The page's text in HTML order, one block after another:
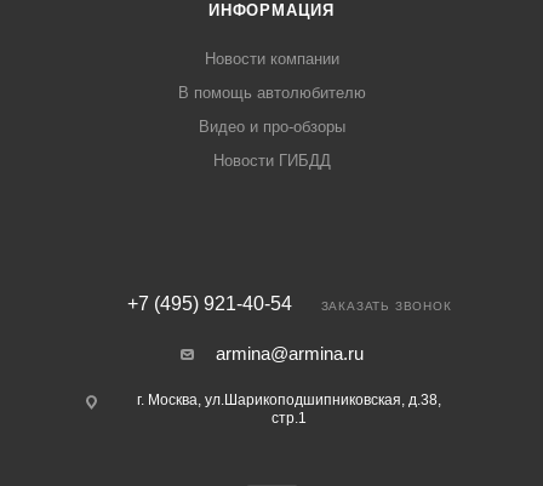
ИНФОРМАЦИЯ
Новости компании
В помощь автолюбителю
Видео и про-обзоры
Новости ГИБДД
+7 (495) 921-40-54 ЗАКАЗАТЬ ЗВОНОК
armina@armina.ru
г. Москва, ул.Шарикоподшипниковская, д.38,
стр.1